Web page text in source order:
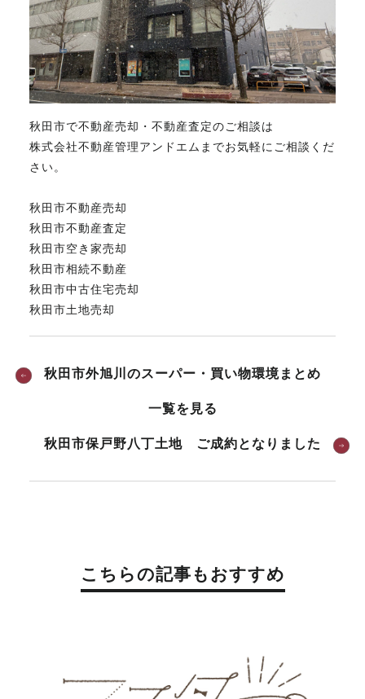
秋田市で不動産売却・不動産査定のご相談は
株式会社不動産管理アンドエムまでお気軽にご相談くだ
さい。
秋田市不動産売却
秋田市不動産査定
秋田市空き家売却
秋田市相続不動産
秋田市中古住宅売却
秋田市土地売却
秋田市外旭川のスーパー・買い物環境まとめ
一覧を見る
秋田市保戸野八丁土地 ご成約となりました
こちらの記事もおすすめ